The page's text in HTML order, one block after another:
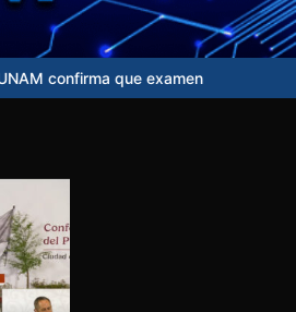
que examen de control para